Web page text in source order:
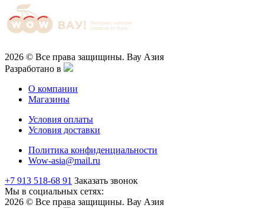
2026 © Все права защищины. Вау Азия
Разработано в
О компании
Магазины
Условия оплаты
Условия доставки
Политика конфиденциальности
Wow-asia@mail.ru
+7 913 518-68 91 Заказать звонок
Мы в социальных сетях:
2026 © Все права защищины. Вау Азия